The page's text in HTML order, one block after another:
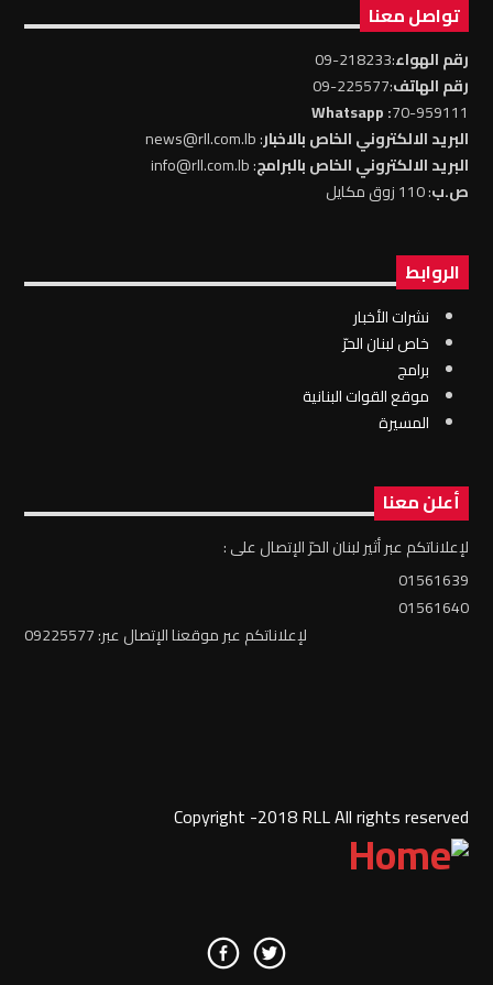
تواصل معنا
رقم الهواء:218233-09
رقم الهاتف:225577-09
70-959111
: Whatsapp
البريد الالكتروني الخاص بالاخبار: news@rll.com.lb
البريد الالكتروني الخاص بالبرامج: info@rll.com.lb
ص.ب: 110 زوق مكايل
الروابط
نشرات الأخبار
خاص لبنان الحرّ
برامج
موقع القوات البنانية
المسيرة
أعلن معنا
لإعلاناتكم عبر أثير لبنان الحرّ الإتصال على :
01561639
01561640
لإعلاناتكم عبر موقعنا الإتصال عبر: 09225577
Copyright -2018 RLL All rights reserved